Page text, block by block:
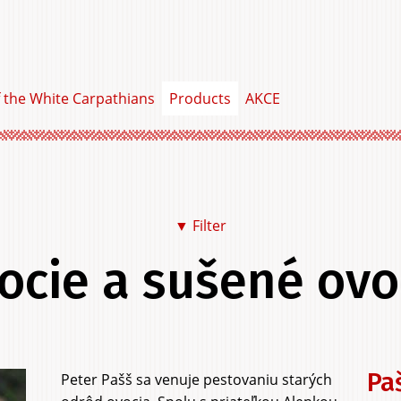
White Carpathians Products AKCE
▼ Filter
Food & DrinkClothing &
Home
Garden &Services
a sušené
Peter Pašš sa venuje pestovaniu starých